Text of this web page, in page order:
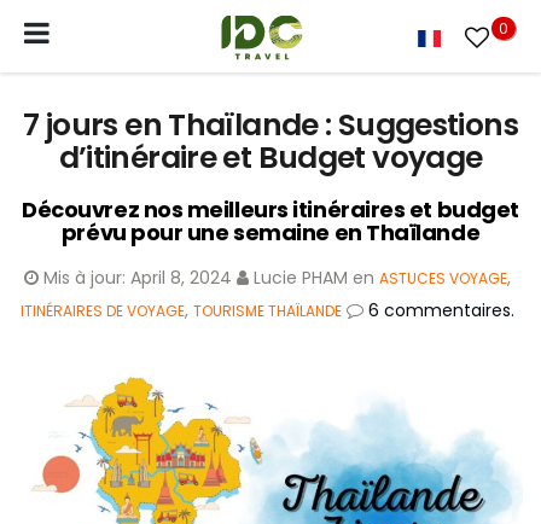
0
7 jours en Thaïlande : Suggestions
d’itinéraire et Budget voyage
Découvrez nos meilleurs itinéraires et budget
prévu pour une semaine en Thaïlande
Mis à jour: April 8, 2024 Lucie PHAM en ASTUCES VOYAGE,
ITINÉRAIRES DE VOYAGE, TOURISME THAÏLANDE 6 commentaires.